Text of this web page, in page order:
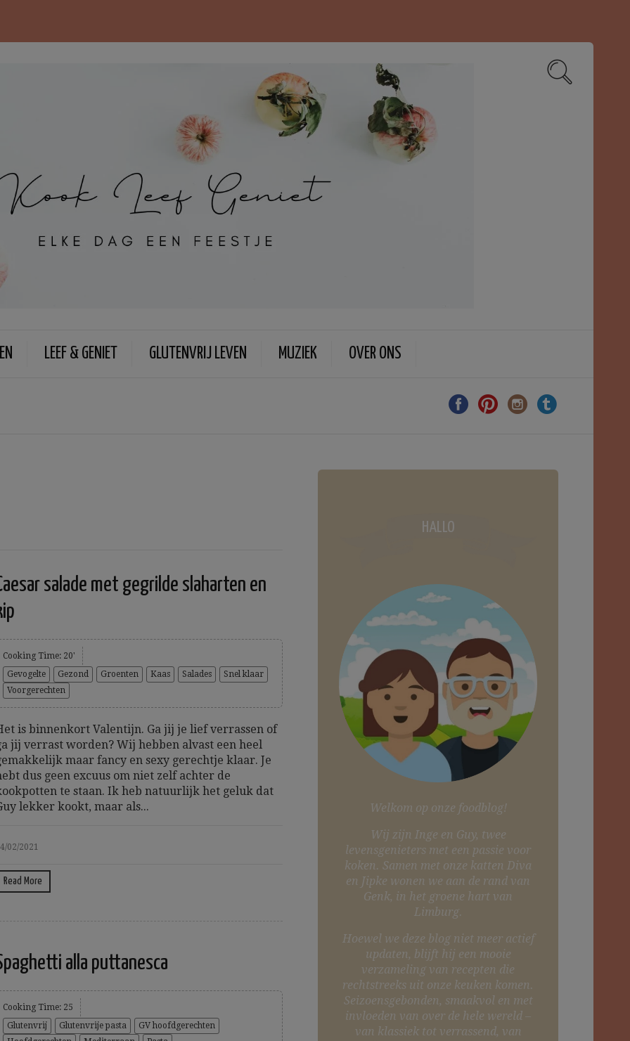
LEEF & GENIET GLUTENVRIJ LEVEN MUZIEK OVER ONS
salade met gegrilde slaharten en
Cooking Time: 20'
Gevogelte
Gezond Groenten Kaas Salades
Snel klaar
Voorgerechten
is binnenkort Valentijn. Ga jij je lief verrassen of
jij verrast worden? Wij hebben alvast een heel
maar fancy en sexy gerechtje klaar. Je
dus geen excuus om niet zelf achter de
te staan. Ik heb natuurlijk het geluk dat
lekker kookt, maar als...
02/2021
Read More
alla puttanesca
Cooking Time: 25
Glutenvrij
Glutenvrije pasta
GV hoofdgerechten
HALLO
Welkom op onze foodblog!
Wij zijn Inge en Guy, twee
levensgenieters met een passie voor
koken. Samen met onze katten Diva
en Jipke wonen we aan de rand van
Genk, in het groene hart van
Limburg.
Hoewel we deze blog niet meer actief
updaten, blijft hij een mooie
verzameling van recepten die
rechtstreeks uit onze keuken komen.
Seizoensgebonden, smaakvol en met
invloeden van over de hele wereld –
van klassiek tot verrassend, van